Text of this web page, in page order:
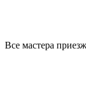
Все мастера